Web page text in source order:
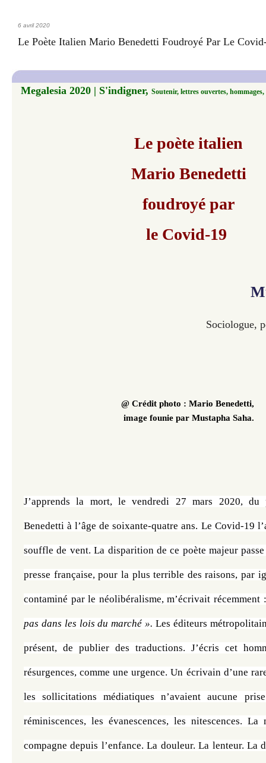
6 avril 2020
Le Poète Italien Mario Benedetti Foudroyé Par Le
Megalesia 2020 | S'indigner, Soutenir, lettres ouvertes, hommages,
​Le poète italien
Mario Benedetti
foudroyé par
le Covid-19
Sociologue,
@ Crédit photo : Mario Benedetti,
image founie par Mustapha Saha.
J’apprends la mort, le vendredi 27 mars 2020, du
Benedetti à l’âge de soixante-quatre ans. Le Covid-19
souffle de vent. La disparition de ce poète majeur
presse française, pour la plus terrible des raisons, par
contaminé par le néolibéralisme, m’écrivait récemment
pas dans les lois du marché ». Les éditeurs
présent, de publier des traductions. J’écris cet
résurgences, comme une urgence. Un écrivain d’une
les sollicitations médiatiques n’avaient aucune
réminiscences, les évanescences, les nitescences. La
compagne depuis l’enfance. La douleur. La lenteur. La